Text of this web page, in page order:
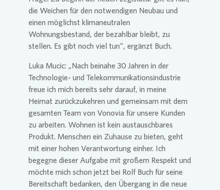
die Weichen für den notwendigen Neubau und
einen möglichst klimaneutralen
Wohnungsbestand, der bezahlbar bleibt, zu
stellen. Es gibt noch viel tun“, ergänzt Buch.
Luka Mucic: „Nach beinahe 30 Jahren in der
Technologie- und Telekommunikationsindustrie
freue ich mich bereits sehr darauf, in meine
Heimat zurückzukehren und gemeinsam mit dem
gesamten Team von Vonovia für unsere Kunden
zu arbeiten. Wohnen ist kein austauschbares
Produkt. Menschen ein Zuhause zu bieten, geht
mit einer hohen Verantwortung einher. Ich
begegne dieser Aufgabe mit großem Respekt und
möchte mich schon jetzt bei Rolf Buch für seine
Bereitschaft bedanken, den Übergang in die neue